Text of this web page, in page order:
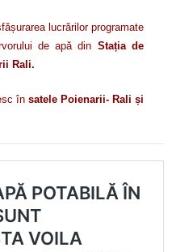
lucrărilor programate
de apă din Stația de
Rali.
în satele Poienarii- Rali și